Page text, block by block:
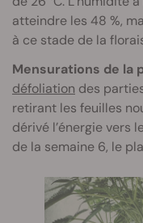
atteindre les 48 %,
à ce stade de la
Mensurations de la
défoliation des
retirant les feuilles
dérivé l’énergie vers
de la semaine 6, le